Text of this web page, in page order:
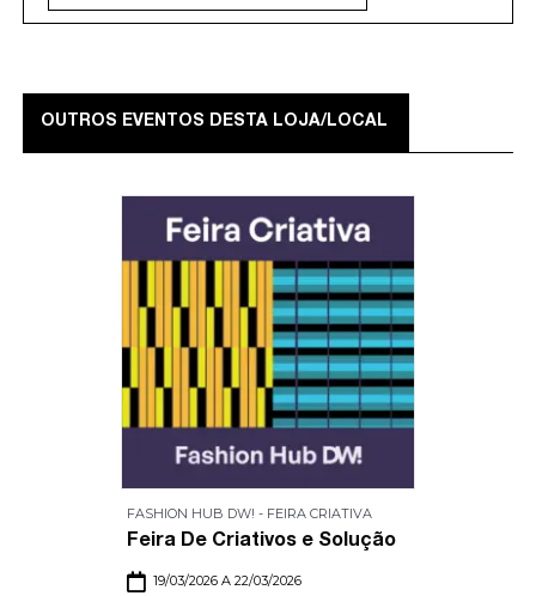
OUTROS EVENTOS DESTA LOJA/LOCAL
FASHION HUB DW! - FEIRA CRIATIVA
Feira De Criativos e Solução
19/03/2026 A 22/03/2026